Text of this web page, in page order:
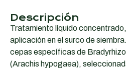
Descripción
Tratamiento líquido
aplicación en el surco de
cepas específicas de
(Arachis hypogaea),